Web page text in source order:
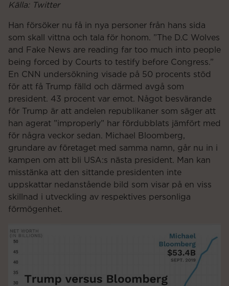
Källa: Twitter
Han försöker nu få in nya personer från hans sida
som skall vittna och tala för honom. ”The D.C Wolves
and Fake News are reading far too much into people
being forced by Courts to testify before Congress.”
En CNN undersökning visade på 50 procents stöd
för att få Trump fälld och därmed avgå som
president. 43 procent var emot. Något besvärande
för Trump är att andelen republikaner som säger att
han agerat ”improperly” har fördubblats jämfört med
för några veckor sedan. Michael Bloomberg,
grundare av företaget med samma namn, går nu in i
kampen om att bli USA:s nästa president. Man kan
misstänka att den sittande presidenten inte
uppskattar nedanstående bild som visar på en viss
skillnad i utveckling av respektives personliga
förmögenhet.